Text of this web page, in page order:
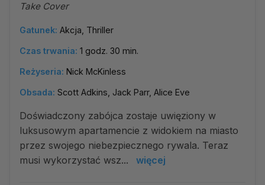
Take Cover
Gatunek: Akcja, Thriller
Czas trwania: 1 godz. 30 min.
Reżyseria: Nick McKinless
Obsada: Scott Adkins, Jack Parr, Alice Eve
Doświadczony zabójca zostaje uwięziony w
luksusowym apartamencie z widokiem na miasto
przez swojego niebezpiecznego rywala. Teraz
musi wykorzystać wsz...
więcej